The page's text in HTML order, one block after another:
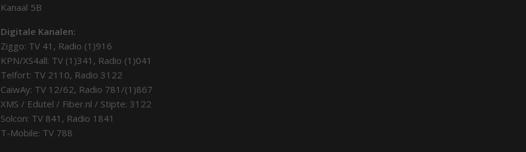
Kanaal 5B
Digitale Kanalen:
Ziggo: TV 41, Radio (1)916
KPN/XS4all: TV (1)341, Radio (1)041
Telfort: TV 2110, Radio 3122
CaiwAy: TV 12/62, Radio 781/(1)867
XMS / Edutel / Fiber.nl / Stipte: 3122
Solcon: TV 841, Radio 1841
T-Mobile: TV 788